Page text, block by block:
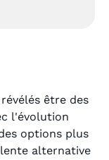
être des
l'évolution
options plus
alternative